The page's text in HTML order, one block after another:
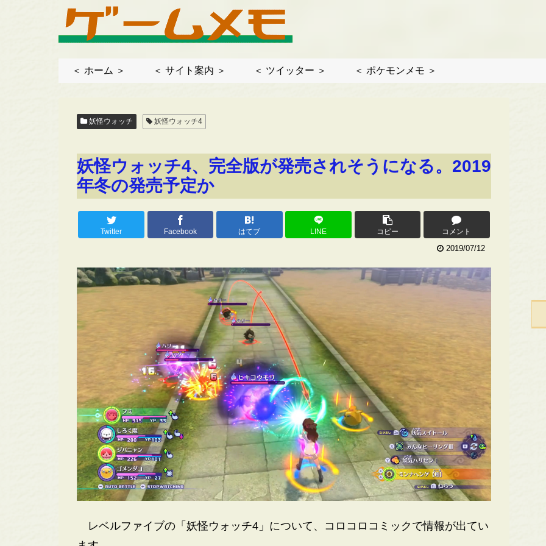
＜ ホーム ＞ ＜ サイト案内 ＞ ＜ ツイッター ＞ ＜ ポケモンメモ ＞
妖怪ウォッチ 妖怪ウォッチ4
妖怪ウォッチ4、完全版が発売されそうになる。2019
年冬の発売予定か
Twitter Facebook はてブ LINE コピー コメント
2019/07/12
レベルファイブの「妖怪ウォッチ4」について、コロコロコミックで情報が出てい